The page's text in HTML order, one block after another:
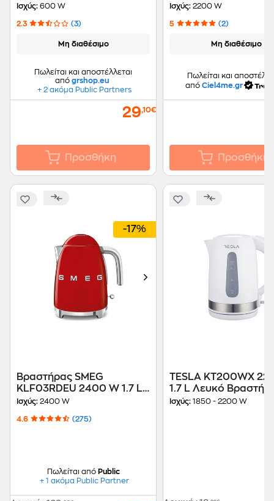
Ισχύς: 600 W
2.3 (3)
Μη διαθέσιμο
Πωλείται και αποστέλλεται
από grshop.eu
+ 2 ακόμα Public Partners
29,10€
Προσθήκη
Ισχύς: 2200 W
5 (2)
Μη διαθέσιμο
Πωλείται και
από Ciel4me.gr
Προσθήκη
-17%
Βραστήρας SΜΕG
KLF03RDEU 2400 W 1.7 L
Κόκκινο
Ισχύς: 2400 W
4.6 (275)
Πωλείται από Public
+ 1 ακόμα Public Partner
TESLA KT200WX
1.7 L Λευκό
Ισχύς: 1850 - 2200 W